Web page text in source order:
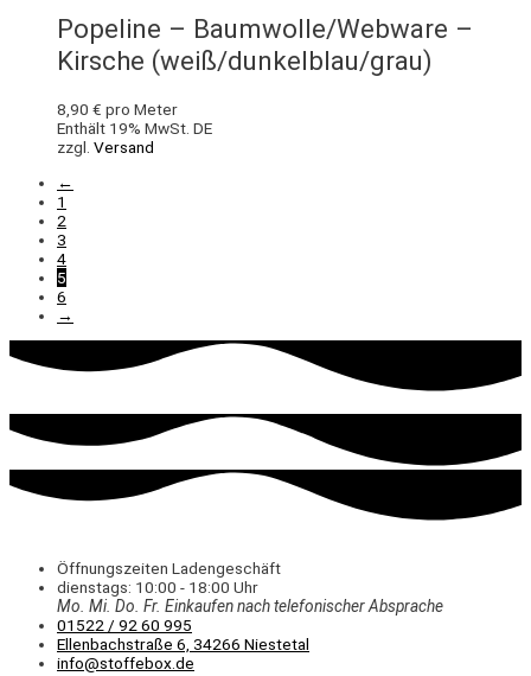
Popeline – Baumwolle/Webware –
Kirsche (weiß/dunkelblau/grau)
8,90 € pro Meter
Enthält 19% MwSt. DE
zzgl. Versand
←
1
2
3
4
5
6
→
Öffnungszeiten Ladengeschäft
dienstags: 10:00 - 18:00 Uhr
Mo. Mi. Do. Fr. Einkaufennach telefonischer Absprache
01522 / 92 60 995
Ellenbachstraße 6, 34266 Niestetal
info@stoffebox.de